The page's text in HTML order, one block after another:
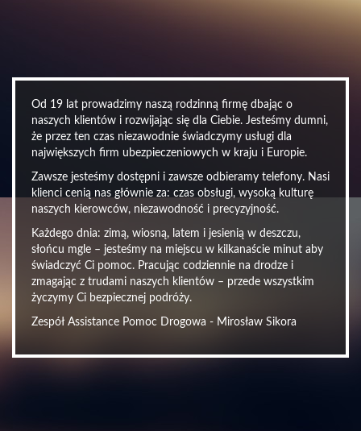
Od 19 lat prowadzimy naszą rodzinną firmę dbając o
naszych klientów i rozwijając się dla Ciebie. Jesteśmy dumni,
że przez ten czas niezawodnie świadczymy usługi dla
największych firm ubezpieczeniowych w kraju i Europie.
Zawsze jesteśmy dostępni i zawsze odbieramy telefony. Nasi
klienci cenią nas głównie za: czas obsługi, wysoką kulturę
naszych kierowców, niezawodność i precyzyjność.
Każdego dnia: zimą, wiosną, latem i jesienią w deszczu,
słońcu mgle – jesteśmy na miejscu w kilkanaście minut aby
świadczyć Ci pomoc. Pracując codziennie na drodze i
zmagając z trudami naszych klientów – przede wszystkim
życzymy Ci bezpiecznej podróży.
Zespół Assistance Pomoc Drogowa - Mirosław Sikora